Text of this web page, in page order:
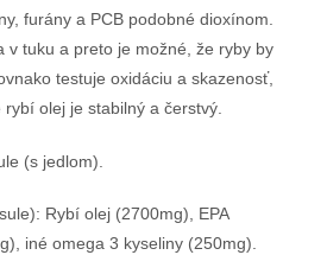
furány a PCB podobné dioxínom.
v tuku a preto je možné, že ryby by
testuje oxidáciu a skazenosť,
olej je stabilný a čerstvý.
(s jedlom).
Rybí olej (2700mg), EPA
iné omega 3 kyseliny (250mg).